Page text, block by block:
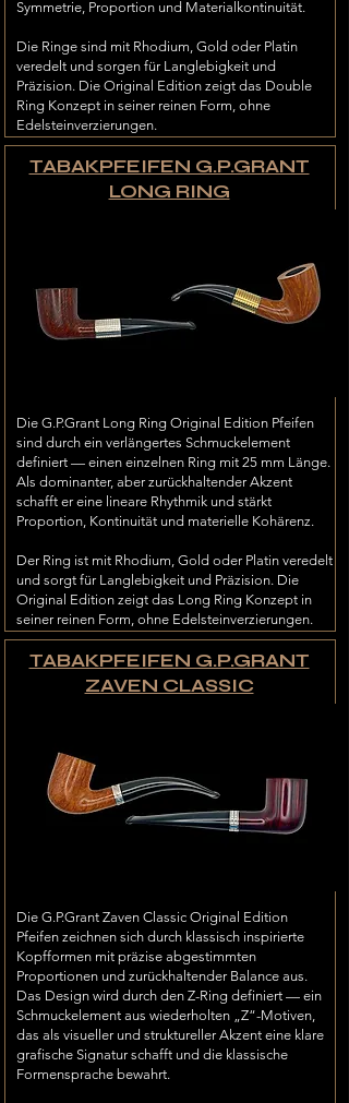
Symmetrie, Proportion und Materialkontinuität.
Die Ringe sind mit Rhodium, Gold oder Platin
veredelt und sorgen für Langlebigkeit und
Präzision. Die Original Edition zeigt das Double
Ring Konzept in seiner reinen Form, ohne
Edelsteinverzierungen.
TABAKPFEIFEN G.P.GRANT
LONG RING
Die G.P.Grant Long Ring Original Edition Pfeifen
sind durch ein verlängertes Schmuckelement
definiert — einen einzelnen Ring mit 25 mm Länge.
Als dominanter, aber zurückhaltender Akzent
schafft er eine lineare Rhythmik und stärkt
Proportion, Kontinuität und materielle Kohärenz.
Der Ring ist mit Rhodium, Gold oder Platin veredelt
und sorgt für Langlebigkeit und Präzision. Die
Original Edition zeigt das Long Ring Konzept in
seiner reinen Form, ohne Edelsteinverzierungen.
TABAKPFEIFEN G.P.GRANT
ZAVEN CLASSIC
Die G.P.Grant Zaven Classic Original Edition
Pfeifen zeichnen sich durch klassisch inspirierte
Kopfformen mit präzise abgestimmten
Proportionen und zurückhaltender Balance aus.
Das Design wird durch den Z-Ring definiert — ein
Schmuckelement aus wiederholten „Z“-Motiven,
das als visueller und struktureller Akzent eine klare
grafische Signatur schafft und die klassische
Formensprache bewahrt.